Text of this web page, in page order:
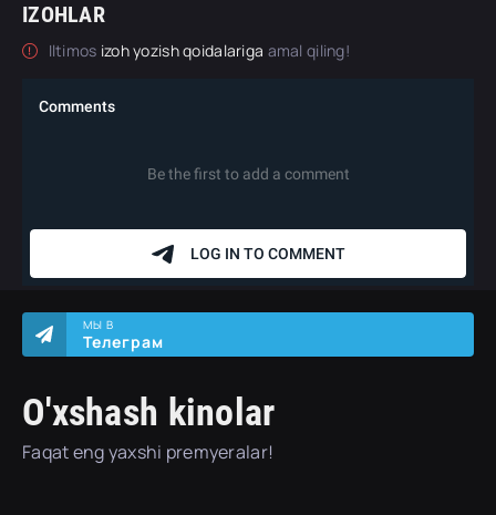
IZOHLAR
Iltimos izoh yozish qoidalariga amal qiling!
O'xshash kinolar
Faqat eng yaxshi premyeralar!
МЫ В
Телеграм